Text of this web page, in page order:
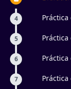
4
5
6
7